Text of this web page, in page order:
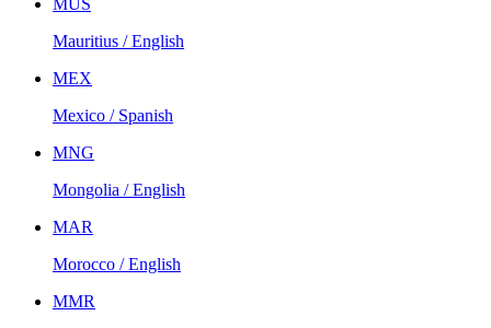
MUS
Mauritius / English
MEX
Mexico / Spanish
MNG
Mongolia / English
MAR
Morocco / English
MMR